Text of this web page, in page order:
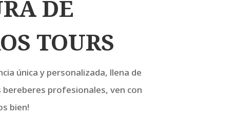
DE
TOURS
única y personalizada, llena de
bereberes profesionales, ven con
bien!